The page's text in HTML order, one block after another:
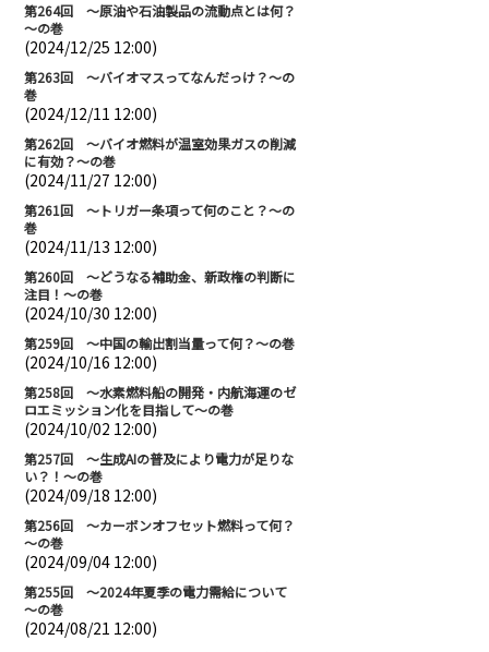
第264回 ～原油や石油製品の流動点とは何？
～の巻
(2024/12/25 12:00)
第263回 ～バイオマスってなんだっけ？～の
巻
(2024/12/11 12:00)
第262回 ～バイオ燃料が温室効果ガスの削減
に有効？～の巻
(2024/11/27 12:00)
第261回 ～トリガー条項って何のこと？～の
巻
(2024/11/13 12:00)
第260回 ～どうなる補助金、新政権の判断に
注目！～の巻
(2024/10/30 12:00)
第259回 ～中国の輸出割当量って何？～の巻
(2024/10/16 12:00)
第258回 ～水素燃料船の開発・内航海運のゼ
ロエミッション化を目指して～の巻
(2024/10/02 12:00)
第257回 ～生成AIの普及により電力が足りな
い？！～の巻
(2024/09/18 12:00)
第256回 ～カーボンオフセット燃料って何？
～の巻
(2024/09/04 12:00)
第255回 ～2024年夏季の電力需給について
～の巻
(2024/08/21 12:00)